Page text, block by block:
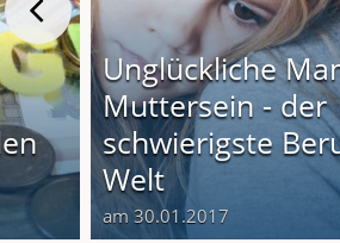
Unglückliche
Muttersein - der
schwierigste
Welt
am 30.01.2017